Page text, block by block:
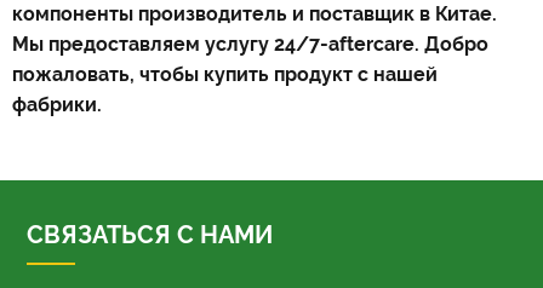
компоненты производитель и поставщик в Китае.
Мы предоставляем услугу 24/7-aftercare. Добро
пожаловать, чтобы купить продукт с нашей
фабрики.
СВЯЗАТЬСЯ С НАМИ